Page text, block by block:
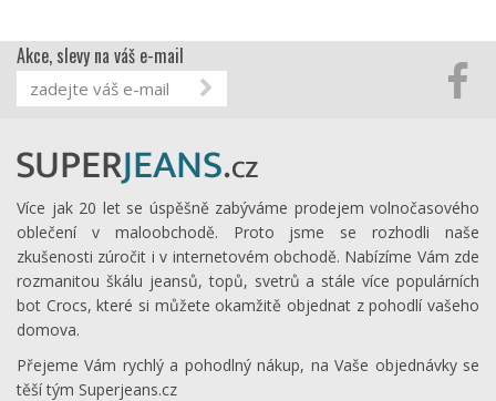
Akce, slevy na váš e-mail
Více jak 20 let se úspěšně zabýváme prodejem volnočasového
oblečení v maloobchodě. Proto jsme se rozhodli naše
zkušenosti zúročit i v internetovém obchodě. Nabízíme Vám zde
rozmanitou škálu jeansů, topů, svetrů a stále více populárních
bot Crocs, které si můžete okamžitě objednat z pohodlí vašeho
domova.
Přejeme Vám rychlý a pohodlný nákup, na Vaše objednávky se
těší tým Superjeans.cz